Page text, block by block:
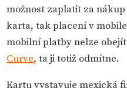
možnost zaplatit za
karta, tak placení v
mobilní platby nelze
Curve, ta ji totiž odmítne.
Kartu vystavuje mexická